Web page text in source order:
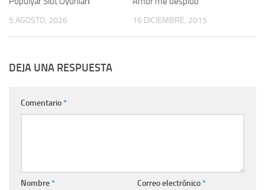
5 AGOSTO, 2026 16 DICIEMBRE, 2015
DEJA UNA RESPUESTA
Comentario*
Nombre* Correo electrónico*